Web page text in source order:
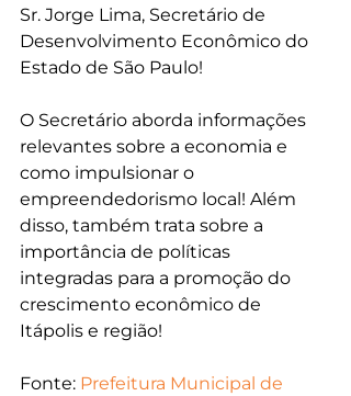
Sr. Jorge Lima, Secretário de
Desenvolvimento Econômico do
Estado de São Paulo!
O Secretário aborda informações
relevantes sobre a economia e
como impulsionar o
empreendedorismo local! Além
disso, também trata sobre a
importância de políticas
integradas para a promoção do
crescimento econômico de
Itápolis e região!
Fonte: Prefeitura Municipal de